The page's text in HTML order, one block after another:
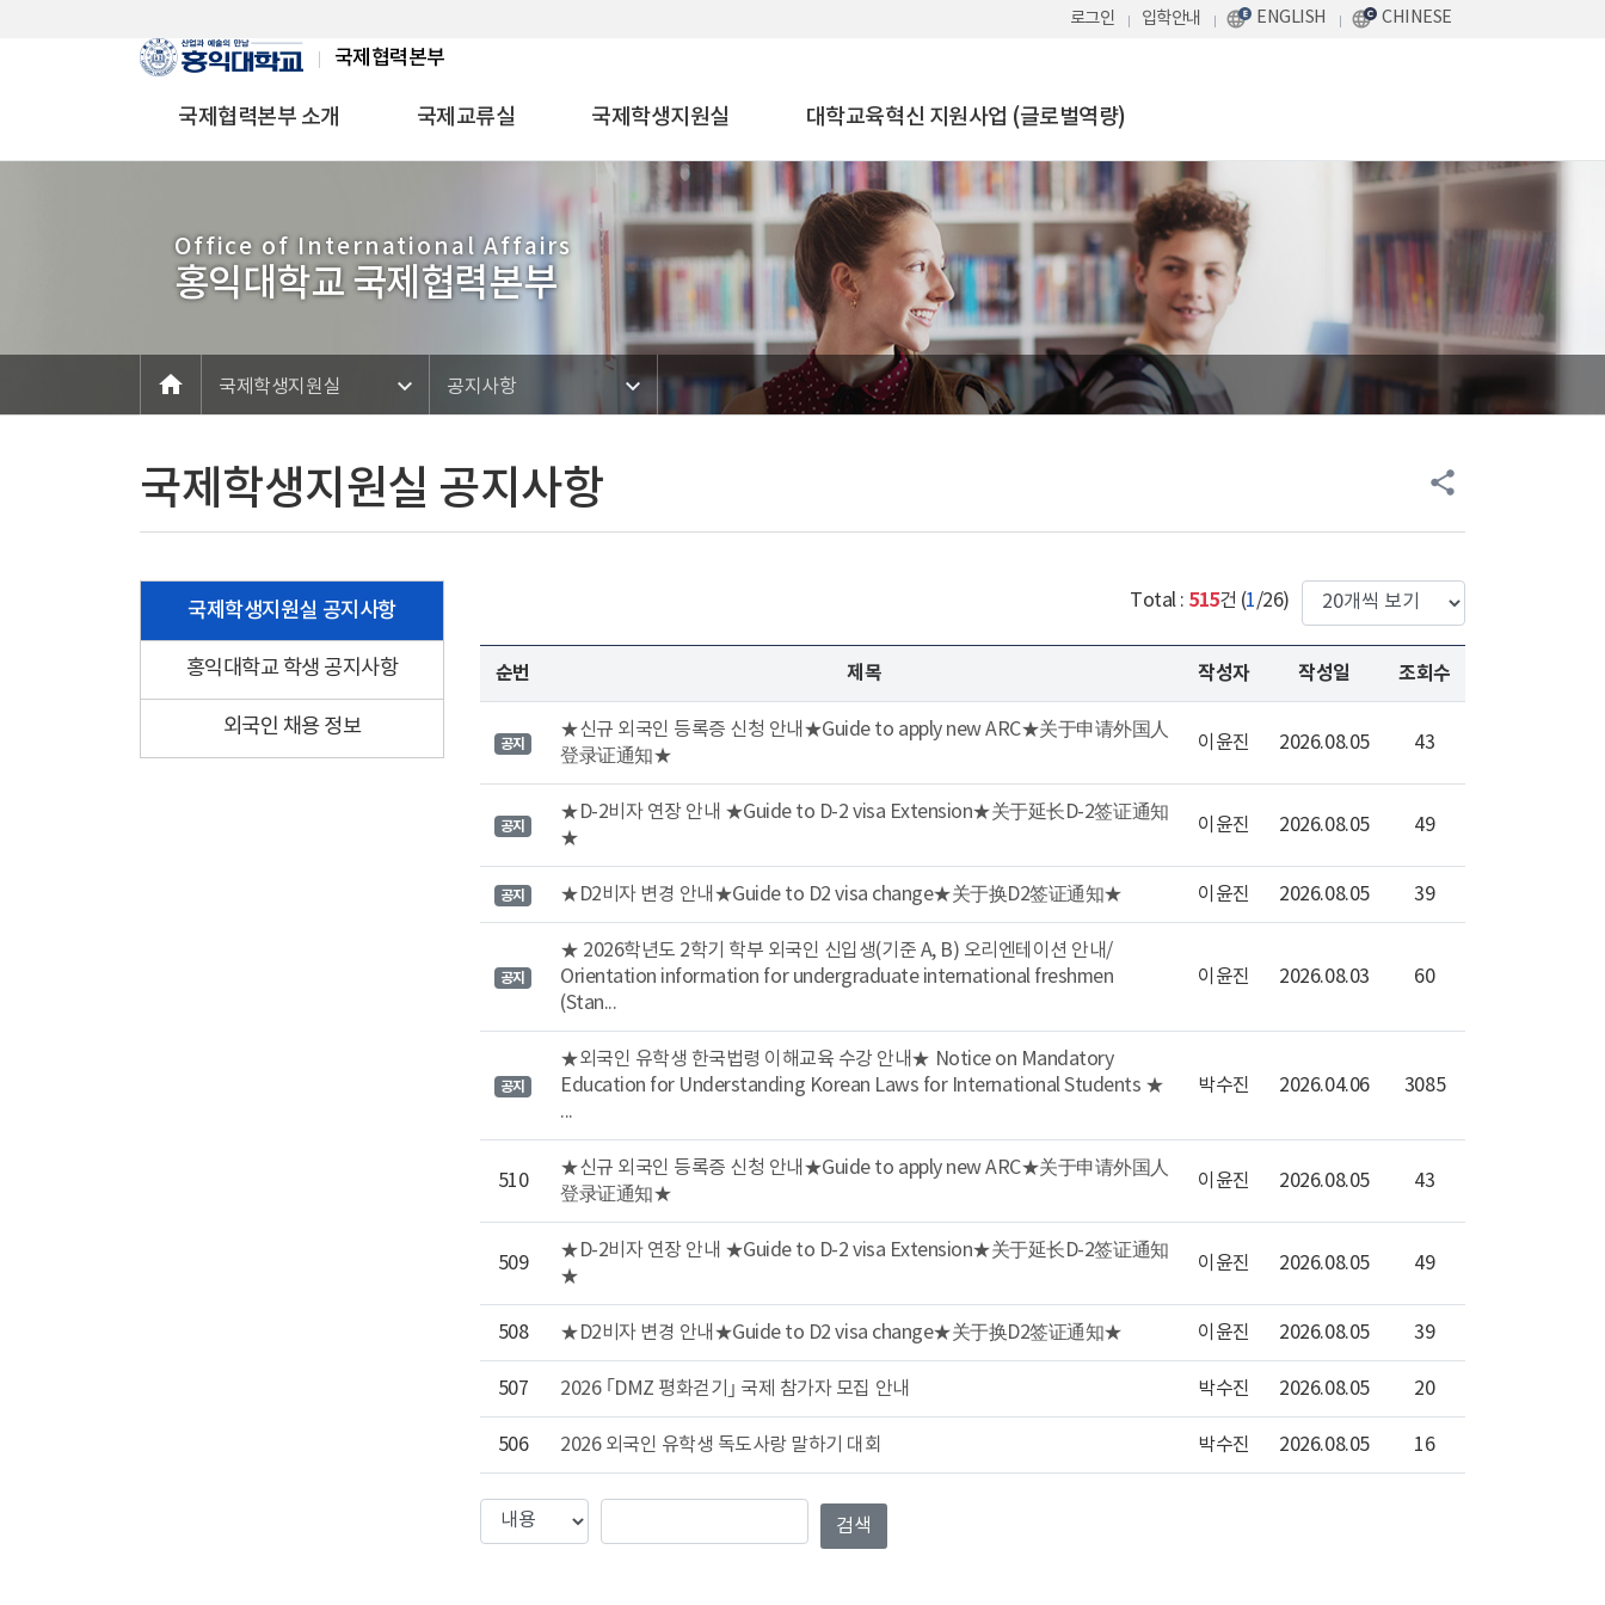
Skip Menu 로그인 입학안내 ENGLISH CHINESE
국제협력본부
국제협력본부 소개 국제교류실 국제학생지원실 대학교육혁신 지원사업 (글로벌역량)
Office of International Affairs
홍익대학교 국제협력본부
home 메인국제학생지원실 공지사항
국제학생지원실 공지사항 share
국제학생지원실 공지사항
홍익대학교 학생 공지사항
외국인 채용 정보
Total : 515건 (1/26) 한번에 보여질 게시물 갯수
순번 제목 작성자 작성일 조회수
공지
★신규 외국인 등록증 신청 안내★Guide to apply new ARC★关于申请外国人
登录证通知★
이윤진 2026.08.05 43
공지
★D-2비자 연장 안내 ★Guide to D-2 visa Extension★关于延长D-2签证通知
★
이윤진 2026.08.05 49
공지 ★D2비자 변경 안내★Guide to D2 visa change★关于换D2签证通知★ 이윤진 2026.08.05 39
공지
★ 2026학년도 2학기 학부 외국인 신입생(기준 A, B) 오리엔테이션 안내/
Orientation information for undergraduate international freshmen
(Stan...
이윤진 2026.08.03 60
공지
★외국인 유학생 한국법령 이해교육 수강 안내★ Notice on Mandatory
Education for Understanding Korean Laws for International Students ★
...
박수진 2026.04.06 3085
510
★신규 외국인 등록증 신청 안내★Guide to apply new ARC★关于申请外国人
登录证通知★
이윤진 2026.08.05 43
509
★D-2비자 연장 안내 ★Guide to D-2 visa Extension★关于延长D-2签证通知
★
이윤진 2026.08.05 49
508 ★D2비자 변경 안내★Guide to D2 visa change★关于换D2签证通知★ 이윤진 2026.08.05 39
507 2026 ｢DMZ 평화걷기｣ 국제 참가자 모집 안내 박수진 2026.08.05 20
506 2026 외국인 유학생 독도사랑 말하기 대회 박수진 2026.08.05 16
검색컬럼
검색